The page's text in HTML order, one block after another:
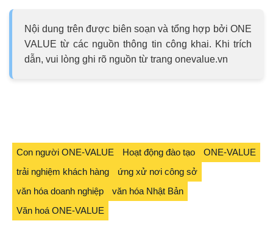
Nội dung trên được biên soạn và tổng hợp bởi ONE
VALUE từ các nguồn thông tin công khai. Khi trích
dẫn, vui lòng ghi rõ nguồn từ trang onevalue.vn
Con người ONE-VALUE Hoạt động đào tạo
ONE-VALUE
trải nghiệm khách hàng
ứng xử nơi công sở
văn hóa doanh nghiệp
văn hóa Nhật Bản
Văn hoá ONE-VALUE